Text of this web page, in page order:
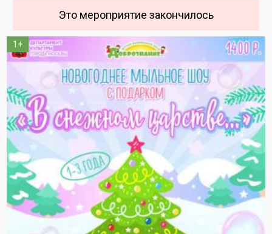
Это мероприятие закончилось
1+